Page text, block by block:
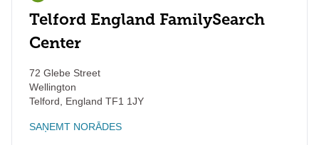
Telford England FamilySearch
Center
72 Glebe Street
Wellington
Telford
England TF1 1JY
SAŅEMT NORĀDES